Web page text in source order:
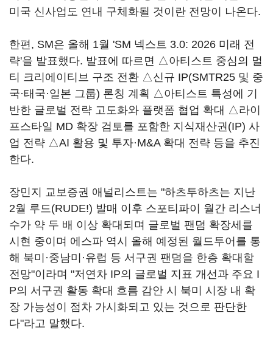
미국 신사업도 연내 구체화될 것이란 전망이 나온다.
한편, SM은 올해 1월 'SM 넥스트 3.0: 2026 미래 전
략'을 발표했다. 발표에 따르면 △아티스트 중심의 멀
티 크리에이티브 구조 전환 △신규 IP(SMTR25 및 중
국·태국·일본 그룹) 론칭 계획 △아티스트 특성에 기
반한 글로벌 전략 고도화와 플랫폼 협업 확대 △라이
프스타일 MD 확장 검토를 포함한 지식재산권(IP) 사
업 전략 △AI 활용 및 투자·M&A 확대 전략 등을 추진
한다.
장민지 교보증권 애널리스트는 "하츠투하츠는 지난
2월 루드(RUDE!) 발매 이후 스포티파이 월간 리스너
수가 약 두 배 이상 확대되며 글로벌 팬덤 확장세를
시현 중이며 에스파 역시 올해 예정된 월드투어를 통
해 북미·중남미·유럽 등 서구권 팬덤을 한층 확대할
전망"이라며 "저연차 IP의 글로벌 지표 개선과 주요 I
P의 서구권 활동 확대 흐름 감안 시 북미 시장 내 확
장 가능성이 점차 가시화되고 있는 것으로 판단한
다"라고 말했다.